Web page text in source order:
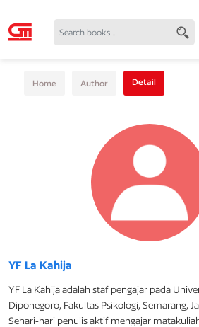
Home Author Detail
YF La Kahija
YF La Kahija adalah staf pengajar pada
Diponegoro, Fakultas Psikologi, Semarang,
Sehari-hari penulis aktif mengajar